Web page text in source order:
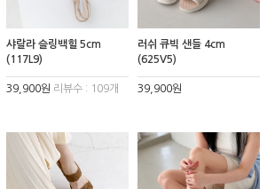
샤랄라 슬링백힐 5cm
(117L9)
39,900원 리뷰수 : 109개
러쉬 큐빅 샌들 4cm
(625V5)
39,900원